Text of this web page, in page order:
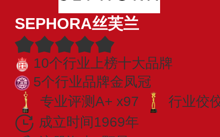
SEPHORA丝芙兰
10个行业上榜十大品牌
5个行业品牌金凤冠
专业评测A+ x97
行业佼
成立时间1969年